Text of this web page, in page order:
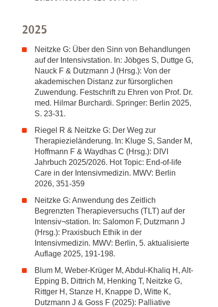
2025
Neitzke G: Über den Sinn von Behandlungen
auf der Intensivstation. In: Jöbges S, Duttge G,
Nauck F & Dutzmann J (Hrsg.): Von der
akademischen Distanz zur fürsorglichen
Zuwendung. Festschrift zu Ehren von Prof. Dr.
med. Hilmar Burchardi. Springer: Berlin 2025,
S. 23-31.
Riegel R & Neitzke G: Der Weg zur
Therapiezieländerung. In: Kluge S, Sander M,
Hoffmann F & Waydhas C (Hrsg.): DIVI
Jahrbuch 2025/2026. Hot Topic: End-of-life
Care in der Intensivmedizin. MWV: Berlin
2026, 351-359
Neitzke G: Anwendung des Zeitlich
Begrenzten Therapieversuchs (TLT) auf der
Intensiv¬station. In: Salomon F, Dutzmann J
(Hrsg.): Praxisbuch Ethik in der
Intensivmedizin. MWV: Berlin, 5. aktualisierte
Auflage 2025, 191-198.
Blum M, Weber-Krüger M, Abdul-Khaliq H, Alt-
Epping B, Dittrich M, Henking T, Neitzke G,
Rittger H, Stanze H, Knappe D, Witte K,
Dutzmann J & Goss F (2025): Palliative